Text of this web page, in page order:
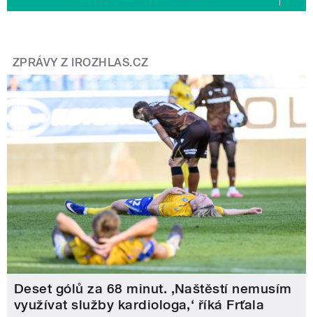
ZPRÁVY Z IROZHLAS.CZ
Deset gólů za 68 minut. ,Naštěstí nemusím
využívat služby kardiologa,‘ říká Frťala